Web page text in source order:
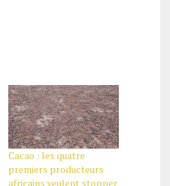
Cacao : les quatre
premiers producteurs
africains veulent stopper